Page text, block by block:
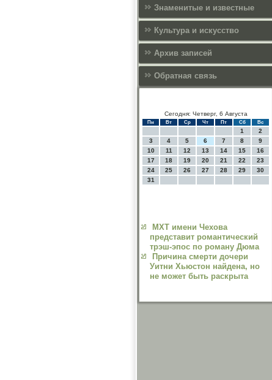
Знаменитые и известные
Культура и искусcтво
Архив записей
Обратная связь
Сегодня: Четверг, 6 Августа
Пн Вт Ср Чт Пт Сб Вс
1
2
3
4 5 6 7 8
9
10
11 12 13 14 15
16
17
18 19 20 21 22
23
24
25 26 27 28 29
30
31
МХТ имени Чехова
представит романтический
трэш-эпос по роману Дюма
Причина смерти дочери
Уитни Хьюстон найдена, но
не может быть раскрыта